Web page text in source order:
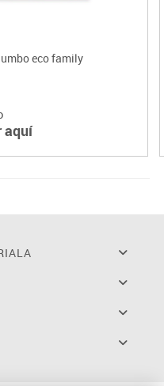
eco family
aquí